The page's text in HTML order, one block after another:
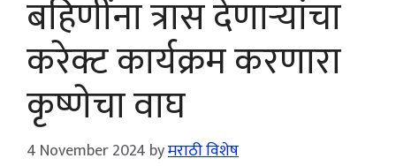
बहि‍णींना त्रास देणाऱ्यांचा
करेक्ट कार्यक्रम करणारा
कृष्णेचा वाघ
4 November 2024 byमराठी विशेष